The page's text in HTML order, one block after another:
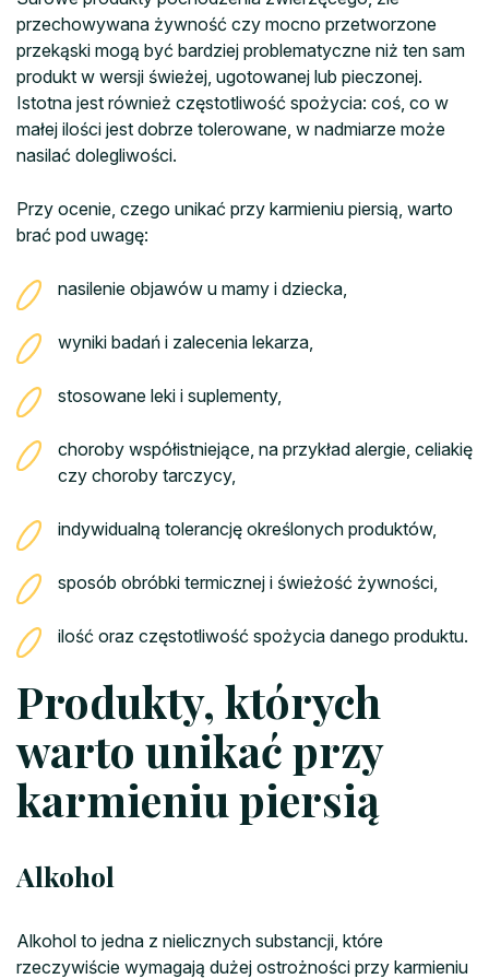
przechowywana żywność czy mocno przetworzone
przekąski mogą być bardziej problematyczne niż ten sam
produkt w wersji świeżej, ugotowanej lub pieczonej.
Istotna jest również częstotliwość spożycia: coś, co w
małej ilości jest dobrze tolerowane, w nadmiarze może
nasilać dolegliwości.
Przy ocenie, czego unikać przy karmieniu piersią, warto
brać pod uwagę:
nasilenie objawów u mamy i dziecka,
wyniki badań i zalecenia lekarza,
stosowane leki i suplementy,
choroby współistniejące, na przykład alergie, celiakię
czy choroby tarczycy,
indywidualną tolerancję określonych produktów,
sposób obróbki termicznej i świeżość żywności,
ilość oraz częstotliwość spożycia danego produktu.
Produkty, których
warto unikać przy
karmieniu piersią
Alkohol
Alkohol to jedna z nielicznych substancji, które
rzeczywiście wymagają dużej ostrożności przy karmieniu